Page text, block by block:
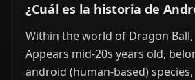
¿Cuál es la historia de
Within the world of Dragon
Appears mid-20s years old,
android (human-based)